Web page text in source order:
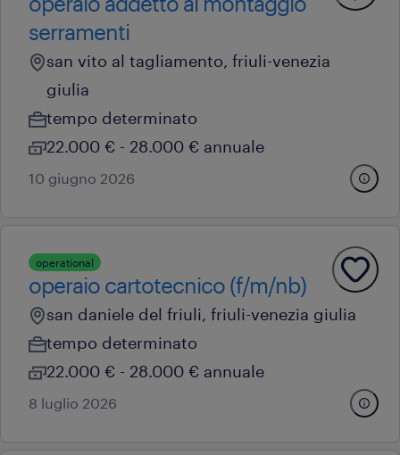
serramenti
san vito al tagliamento, friuli-venezia
giulia
tempo determinato
22.000 € - 28.000 € annuale
10 giugno 2026
operational
operaio cartotecnico (f/m/nb)
san daniele del friuli, friuli-venezia giulia
tempo determinato
22.000 € - 28.000 € annuale
8 luglio 2026